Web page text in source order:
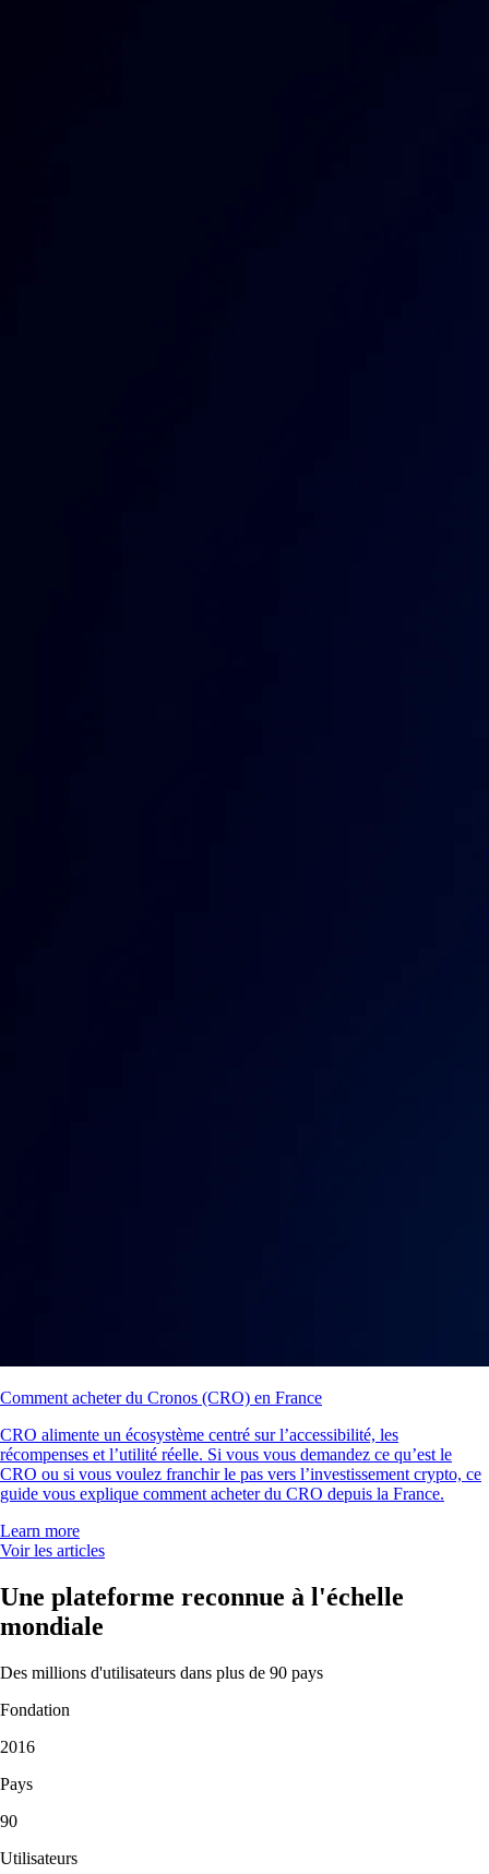
Comment acheter du Cronos (CRO) en France
CRO alimente un écosystème centré sur l’accessibilité, les
récompenses et l’utilité réelle. Si vous vous demandez ce qu’est le
CRO ou si vous voulez franchir le pas vers l’investissement crypto, ce
guide vous explique comment acheter du CRO depuis la France.
Learn more
Voir les articles
Une plateforme reconnue à l'échelle
mondiale
Des millions d'utilisateurs dans plus de 90 pays
Fondation
2016
Pays
90
Utilisateurs